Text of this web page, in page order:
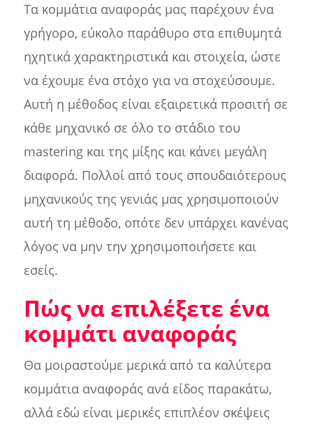
Τα κομμάτια αναφοράς μας παρέχουν ένα
γρήγορο, εύκολο παράθυρο στα επιθυμητά
ηχητικά χαρακτηριστικά και στοιχεία, ώστε
να έχουμε ένα στόχο για να στοχεύσουμε.
Αυτή η μέθοδος είναι εξαιρετικά προσιτή σε
κάθε μηχανικό σε όλο το στάδιο του
mastering και της μίξης και κάνει μεγάλη
διαφορά. Πολλοί από τους σπουδαιότερους
μηχανικούς της γενιάς μας χρησιμοποιούν
αυτή τη μέθοδο, οπότε δεν υπάρχει κανένας
λόγος να μην την χρησιμοποιήσετε και
εσείς.
Πώς να επιλέξετε ένα
κομμάτι αναφοράς
Θα μοιραστούμε μερικά από τα καλύτερα
κομμάτια αναφοράς ανά είδος παρακάτω,
αλλά εδώ είναι μερικές επιπλέον σκέψεις